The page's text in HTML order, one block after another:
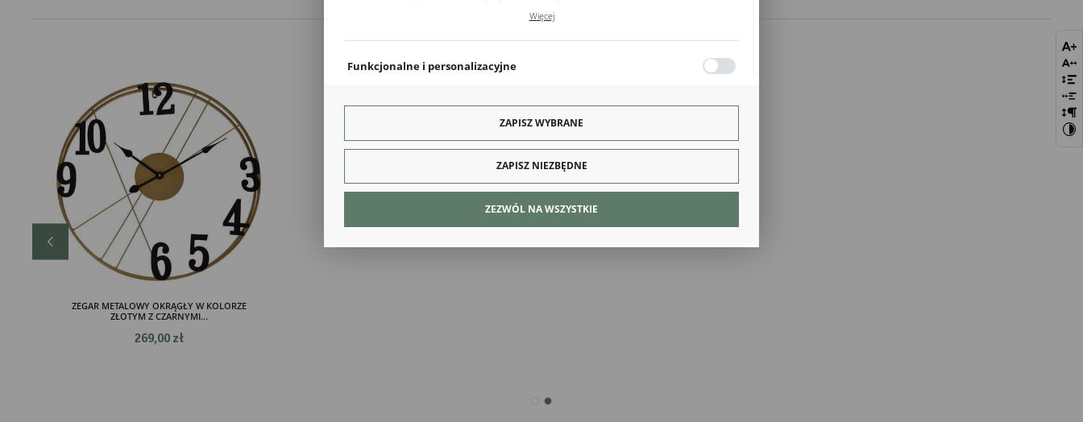
Z kategorii
ZEGAR METALOWY OKRĄGŁY W KOLORZE
ZŁOTYM Z CZARNYMI...
269,00 zł
Twoich ustawień preferencji prywatności, logowania czy wypełniania formularzy. Dzięki plikom
Więcej
Funkcjonalne i personalizacyjne
strony poprzez dopasowanie jej do Twoich indywidualnych preferencji. Wyrażenie zgody na
funkcjonalne i personalizacyjne pliki cookies gwarantuje dostępność większej ilości funkcji na stronie.
Więcej
Analityczne pliki cookies pomagają nam rozwijać się i dostosowywać do Twoich potrzeb.
Cookies analityczne pozwalają na uzyskanie informacji w zakresie wykorzystywania witryny
użytkowników. Zgromadzone informacje są przetwarzane w formie zanonimizowanej. Wyrażenie
Więcej
ZAPISZ WYBRANE
ZAPISZ NIEZBĘDNE
ZEZWÓL NA WSZYSTKIE